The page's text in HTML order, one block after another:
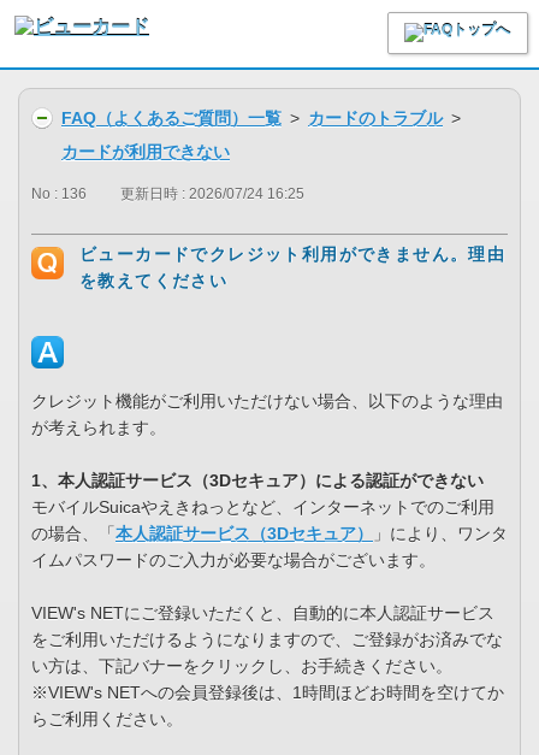
FAQ（よくあるご質問）一覧 > カードのトラブル >
カードが利用できない
No : 136 更新日時 : 2026/07/24 16:25
ビューカードでクレジット利用ができません。理由
を教えてください
クレジット機能がご利用いただけない場合、以下のような理由
が考えられます。
1、本人認証サービス（3Dセキュア）による認証ができない
モバイルSuicaやえきねっとなど、インターネットでのご利用
の場合、「 本人認証サービス（3Dセキュア）
」により、ワンタ
イムパスワードのご入力が必要な場合がございます。
VIEW's NETにご登録いただくと、自動的に本人認証サービス
をご利用いただけるようになりますので、ご登録がお済みでな
い方は、下記バナーをクリックし、お手続きください。
※VIEW's NETへの会員登録後は、1時間ほどお時間を空けてか
らご利用ください。